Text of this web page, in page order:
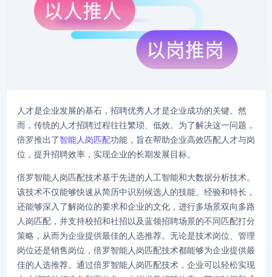
人才是企业发展的基石，招聘优秀人才是企业成功的关键。然
而，传统的人才招聘过程往往繁琐、低效。为了解决这一问题，
倍罗推出了智能人岗匹配功能，旨在帮助企业高效匹配人才与岗
位，提升招聘效率，实现企业的长期发展目标。
倍罗智能人岗匹配技术基于先进的人工智能和大数据分析技术。
该技术不仅能够快速从简历中识别候选人的技能、经验和特长，
还能够深入了解岗位的要求和企业的文化，进行多场景双向多路
人岗匹配，并支持校招和社招以及蓝领招聘场景的不同匹配打分
策略，从而为企业提供最佳的人选推荐。无论是技术岗位、管理
岗位还是销售岗位，倍罗智能人岗匹配技术都能够为企业提供最
佳的人选推荐。通过倍罗智能人岗匹配技术，企业可以轻松实现